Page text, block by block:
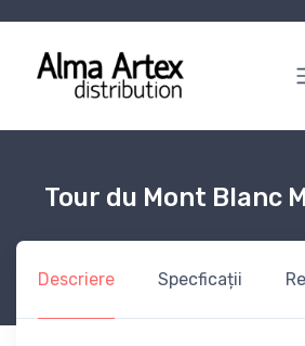
Tour du Mont Blanc
Descriere Specficații